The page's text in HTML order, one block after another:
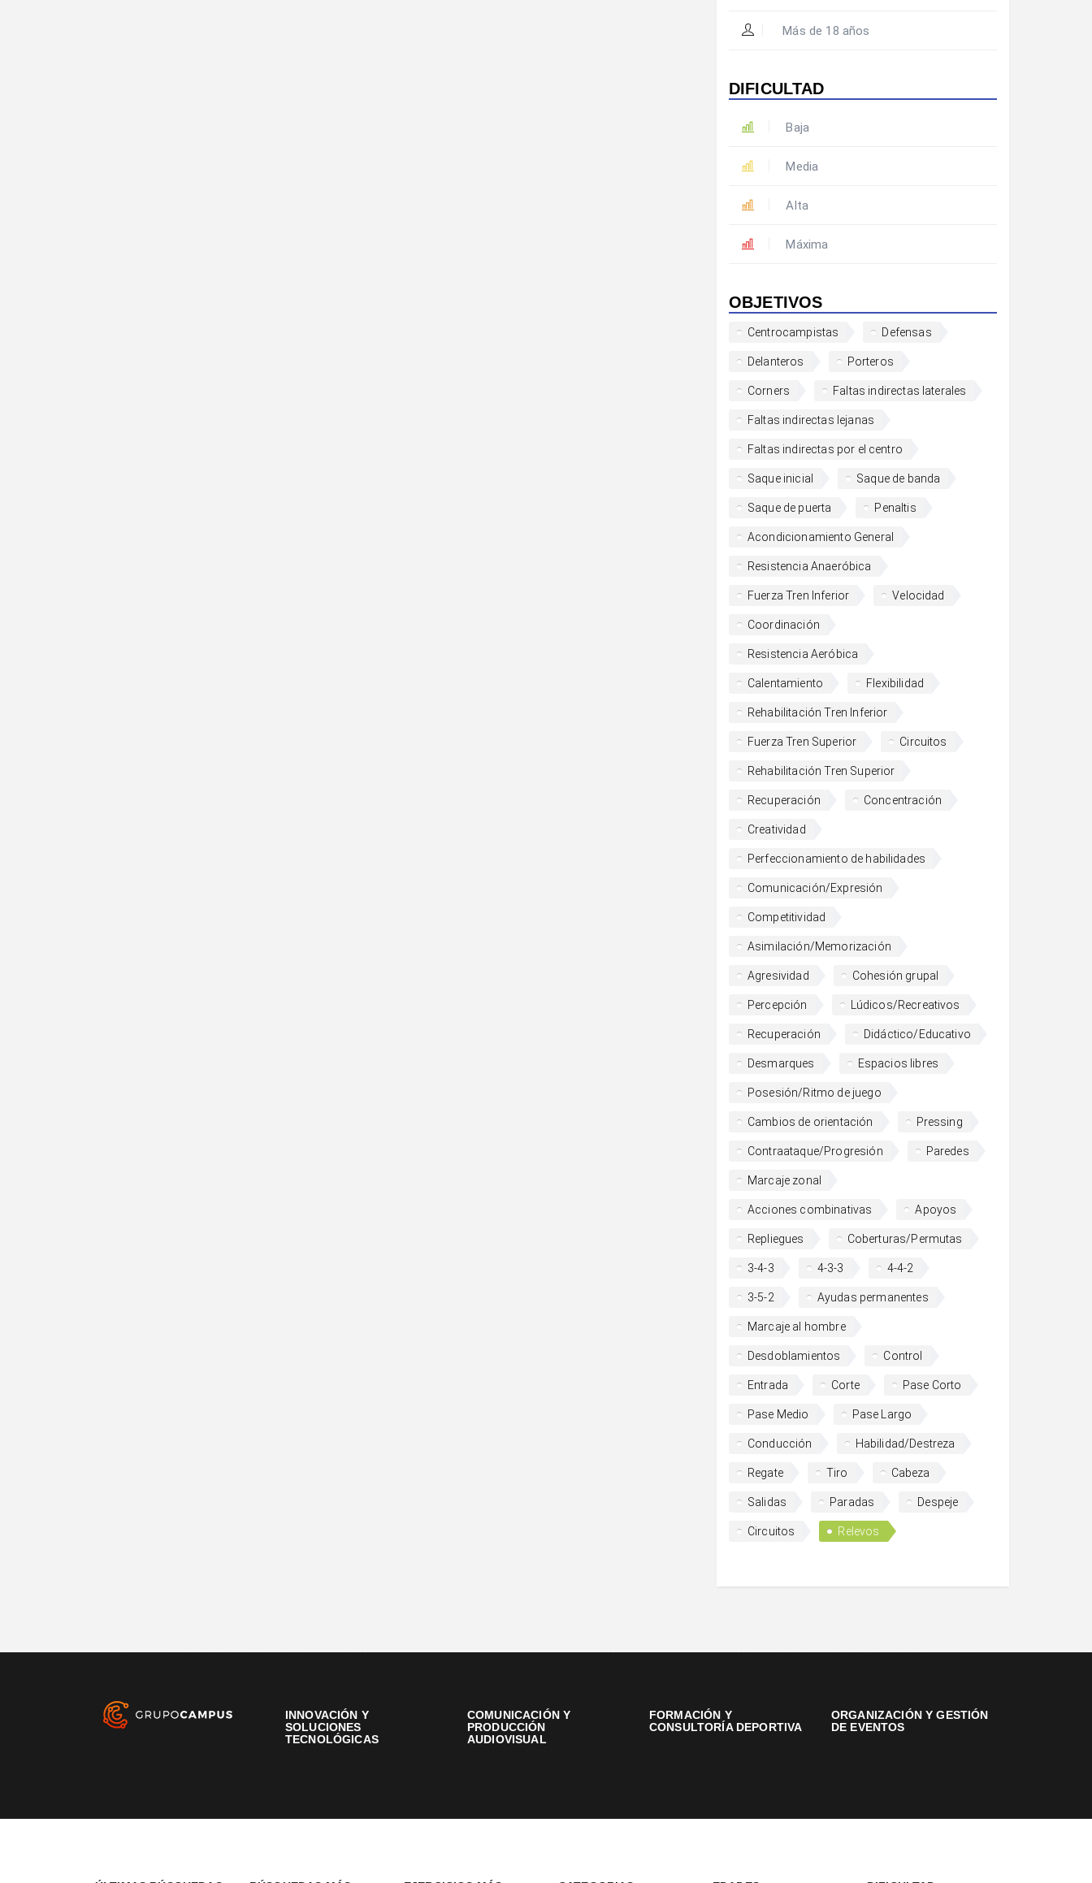
Más de 18 años
DIFICULTAD
Baja
Media
Alta
Máxima
OBJETIVOS
Centrocampistas Defensas
Delanteros Porteros
Corners Faltas indirectas laterales
Faltas indirectas lejanas
Faltas indirectas por el centro
Saque inicial Saque de banda
Saque de puerta Penaltis
Acondicionamiento General
Resistencia Anaeróbica
Fuerza Tren Inferior Velocidad
Coordinación
Resistencia Aeróbica
Calentamiento Flexibilidad
Rehabilitación Tren Inferior
Fuerza Tren Superior Circuitos
Rehabilitación Tren Superior
Recuperación Concentración
Creatividad
Perfeccionamiento de habilidades
Comunicación/Expresión
Competitividad
Asimilación/Memorización
Agresividad Cohesión grupal
Percepción Lúdicos/Recreativos
Recuperación Didáctico/Educativo
Desmarques Espacios libres
Posesión/Ritmo de juego
Cambios de orientación Pressing
Contraataque/Progresión Paredes
Marcaje zonal
Acciones combinativas Apoyos
Repliegues Coberturas/Permutas
3-4-3 4-3-3 4-4-2
3-5-2 Ayudas permanentes
Marcaje al hombre
Desdoblamientos Control
Entrada Corte Pase Corto
Pase Medio Pase Largo
Conducción Habilidad/Destreza
Regate Tiro Cabeza
Salidas Paradas Despeje
Circuitos Relevos
INNOVACIÓN Y
SOLUCIONES
TECNOLÓGICAS
COMUNICACIÓN Y
PRODUCCIÓN
AUDIOVISUAL
FORMACIÓN Y
CONSULTORÍA DEPORTIVA
ORGANIZACIÓN Y GESTIÓN
DE EVENTOS